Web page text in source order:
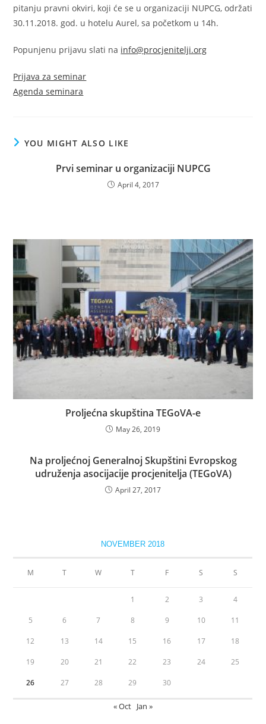
pitanju pravni okviri, koji će se u organizaciji NUPCG, održati
30.11.2018. god. u hotelu Aurel, sa početkom u 14h.
Popunjenu prijavu slati na info@procjenitelji.org
Prijava za seminar
Agenda seminara
YOU MIGHT ALSO LIKE
Prvi seminar u organizaciji NUPCG
April 4, 2017
Proljećna skupština TEGoVA-e
May 26, 2019
Na proljećnoj Generalnoj Skupštini Evropskog
udruženja asocijacije procjenitelja (TEGoVA)
April 27, 2017
NOVEMBER 2018
M T W T F S S
1 2 3 4
5 6 7 8 9 10 11
12 13 14 15 16 17 18
19 20 21 22 23 24 25
26 27 28 29 30
« Oct Jan »